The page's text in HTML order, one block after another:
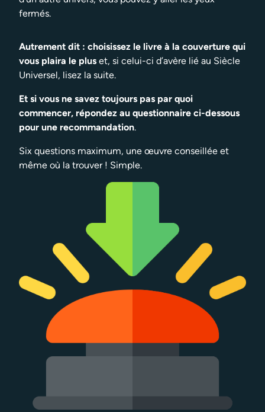
fermés.
Autrement dit : choisissez le livre à la couverture qui
vous plaira le plus et, si celui-ci d’avère lié au Siècle
Universel, lisez la suite.
Et si vous ne savez toujours pas par quoi
commencer, répondez au questionnaire ci-dessous
pour une recommandation.
Six questions maximum, une œuvre conseillée et
même où la trouver ! Simple.